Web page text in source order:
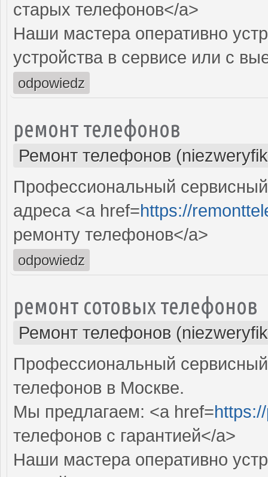
старых телефонов</a>
Наши мастера оперативно
устройства в сервисе или с
odpowiedz
ремонт телефонов
Ремонт телефонов
Профессиональный
адреса <a href=https://
ремонту телефонов</a>
odpowiedz
ремонт сотовых телефонов
Ремонт телефонов
Профессиональный
телефонов в Москве.
Мы предлагаем: <a href=
телефонов с гарантией</a>
Наши мастера оперативно